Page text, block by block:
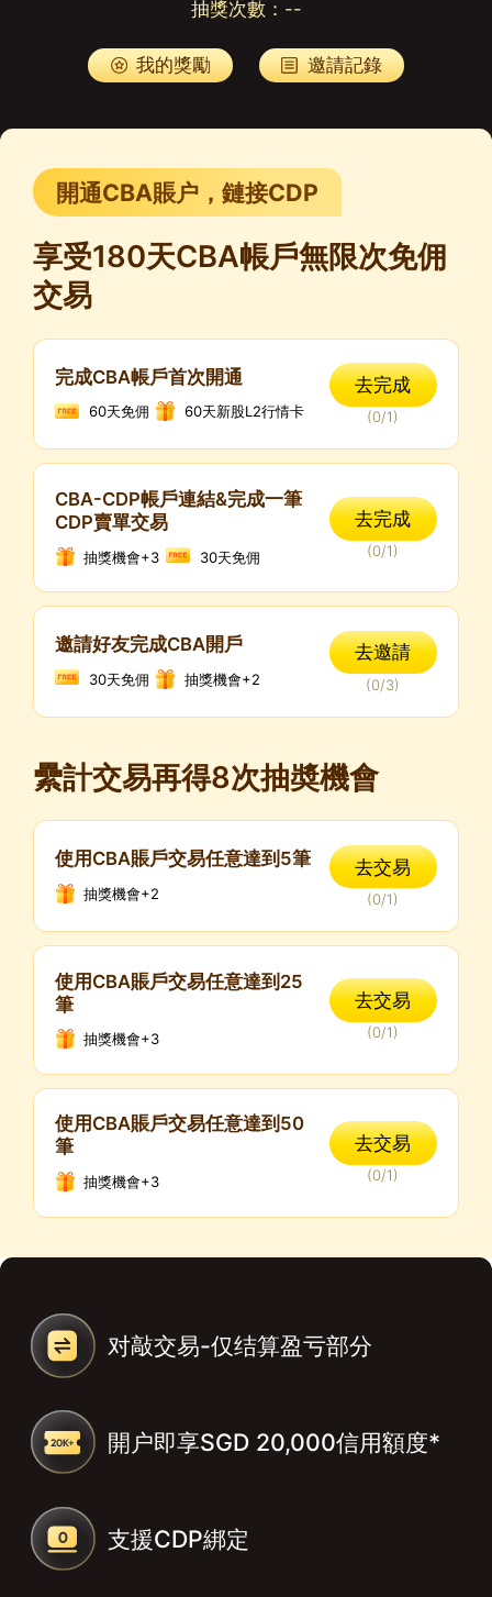
抽獎次數： --
我的獎勵 邀請記錄
開通CBA賬户，鏈接CDP
享受180天CBA帳戶無限次免佣
交易
完成CBA帳戶首次開通
60天免佣 60天新股L2行情卡
去完成
(0/1)
CBA-CDP帳戶連結&完成一筆
CDP賣單交易
抽獎機會+3 30天免佣
去完成
(0/1)
邀請好友完成CBA開戶
30天免佣 抽獎機會+2
去邀請
(0/3)
纍計交易再得8次抽奬機會
使用CBA賬戶交易任意達到5筆
抽獎機會+2
去交易
(0/1)
使用CBA賬戶交易任意達到25
筆
抽獎機會+3
去交易
(0/1)
使用CBA賬戶交易任意達到50
筆
抽獎機會+3
去交易
(0/1)
对敲交易-仅结算盈亏部分
開户即享SGD 20,000信用額度*
支援CDP綁定